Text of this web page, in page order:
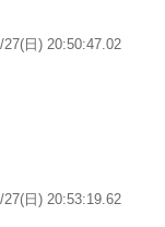
27(日) 20:50:47.02
27(日) 20:53:19.62